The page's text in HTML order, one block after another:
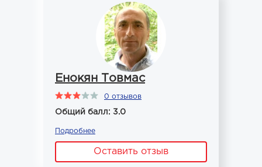
Енокян Товмас
0 отзывов
Общий балл: 3.0
Подробнее
Оставить отзыв